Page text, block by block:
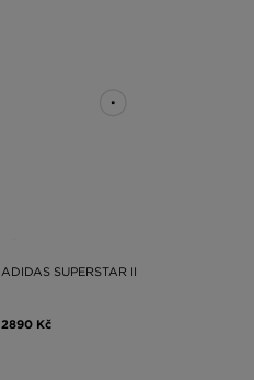
ADIDAS SUPERSTAR II
2890 Kč